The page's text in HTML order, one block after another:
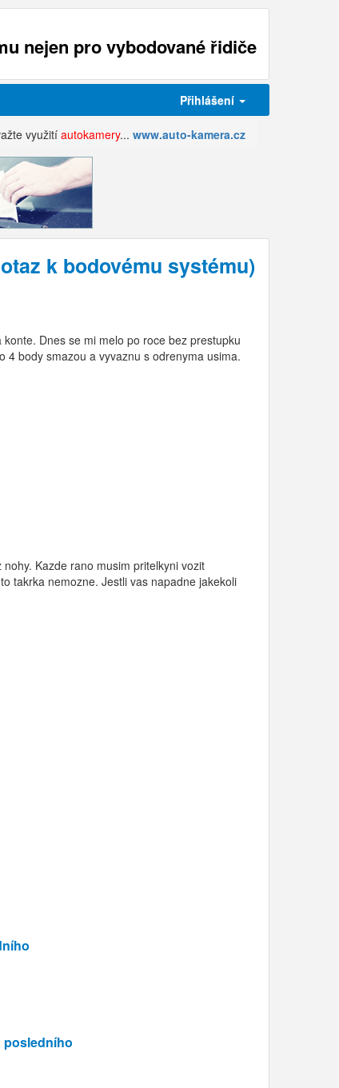
nejen pro vybodované řidiče
Přihlášení
využitíautokamery... www.auto-kamera.cz
k bodovému systému)
Dnes se mi melo po roce bez prestupku
4 body smazou a vyvaznu s odrenyma usima.
Kazde rano musim pritelkyni vozit
takrka nemozne. Jestli vas napadne jakekoli
posledního